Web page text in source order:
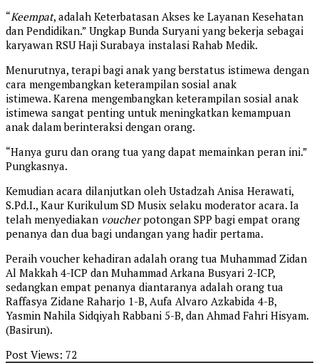
“Keempat, adalah Keterbatasan Akses ke Layanan Kesehatan
dan Pendidikan.” Ungkap Bunda Suryani yang bekerja sebagai
karyawan RSU Haji Surabaya instalasi Rahab Medik.
Menurutnya, terapi bagi anak yang berstatus istimewa dengan
cara mengembangkan keterampilan sosial anak
istimewa. Karena mengembangkan keterampilan sosial anak
istimewa sangat penting untuk meningkatkan kemampuan
anak dalam berinteraksi dengan orang.
“Hanya guru dan orang tua yang dapat memainkan peran ini.”
Pungkasnya.
Kemudian acara dilanjutkan oleh Ustadzah Anisa Herawati,
S.Pd.I., Kaur Kurikulum SD Musix selaku moderator acara. Ia
telah menyediakan voucherpotongan SPP bagi empat orang
penanya dan dua bagi undangan yang hadir pertama.
Peraih voucher kehadiran adalah orang tua Muhammad Zidan
Al Makkah 4-ICP dan Muhammad Arkana Busyari 2-ICP,
sedangkan empat penanya diantaranya adalah orang tua
Raffasya Zidane Raharjo 1-B, Aufa Alvaro Azkabida 4-B,
Yasmin Nahila Sidqiyah Rabbani 5-B, dan Ahmad Fahri Hisyam.
(Basirun).
Post Views: 72